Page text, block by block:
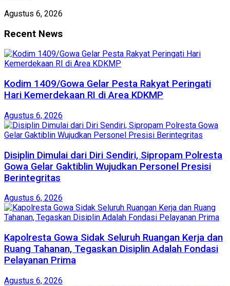
Agustus 6, 2026
Recent News
Kodim 1409/Gowa Gelar Pesta Rakyat Peringati
Hari Kemerdekaan RI di Area KDKMP
Agustus 6, 2026
Disiplin Dimulai dari Diri Sendiri, Sipropam Polresta
Gowa Gelar Gaktiblin Wujudkan Personel Presisi
Berintegritas
Agustus 6, 2026
Kapolresta Gowa Sidak Seluruh Ruangan Kerja dan
Ruang Tahanan, Tegaskan Disiplin Adalah Fondasi
Pelayanan Prima
Agustus 6, 2026